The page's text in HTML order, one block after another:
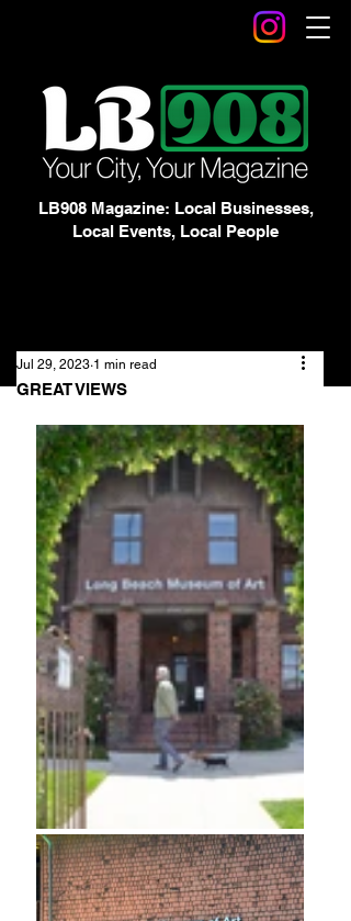
LB908 Magazine: Local Businesses,
Local Events, Local People
GREAT VIEWS
Jul 29, 2023 1 min read